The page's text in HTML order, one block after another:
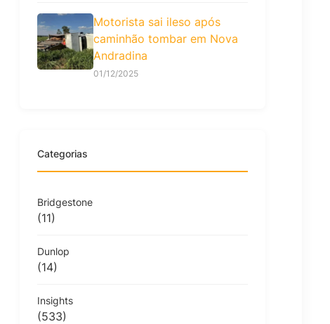
Motorista sai ileso após
caminhão tombar em Nova
Andradina
01/12/2025
Categorias
Bridgestone
(11)
Dunlop
(14)
Insights
(533)